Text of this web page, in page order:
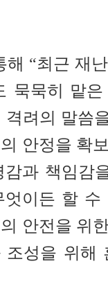
“최근 재
묵묵히 맡
려의 말씀
안정을 확
과 책임감
이든 할
안전을 위
조성을 위해